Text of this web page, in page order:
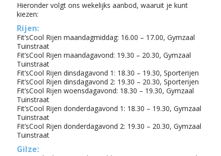
Hieronder volgt ons wekelijks aanbod, waaruit je kunt
kiezen:
Rijen:
Fit’sCool Rijen maandagmiddag: 16.00 – 17.00, Gymzaal
Tuinstraat
Fit’sCool Rijen maandagavond: 19.30 – 20.30, Gymzaal
Tuinstraat
Fit’sCool Rijen dinsdagavond 1: 18.30 – 19.30, Sporterijen
Fit’sCool Rijen dinsdagavond 2: 19.30 – 20.30, Sporterijen
Fit’sCool Rijen woensdagavond: 18.30 – 19.30, Gymzaal
Tuinstraat
Fit’sCool Rijen donderdagavond 1: 18.30 – 19.30, Gymzaal
Tuinstraat
Fit’sCool Rijen donderdagavond 2: 19.30 – 20.30, Gymzaal
Tuinstraat
Gilze: